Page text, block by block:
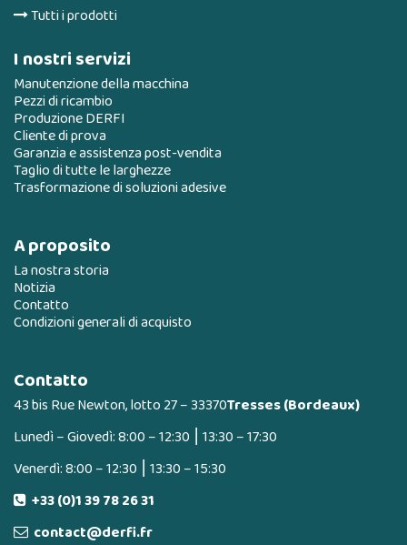
Tutti i prodotti
I nostri servizi
Manutenzione della macchina
Pezzi di ricambio
Produzione DERFI
Cliente di prova
Garanzia e assistenza post-vendita
Taglio di tutte le larghezze
Trasformazione di soluzioni adesive
A proposito
La nostra storia
Notizia
Contatto
Condizioni generali di acquisto
Contatto
43 bis Rue Newton, lotto 27 – 33370Tresses (Bordeaux)
Lunedì – Giovedì: 8:00 – 12:30 ⎮ 13:30 – 17:30
Venerdì: 8:00 – 12:30 ⎮ 13:30 – 15:30
+33 (0)1 39 78 26 31
contact@derfi.fr